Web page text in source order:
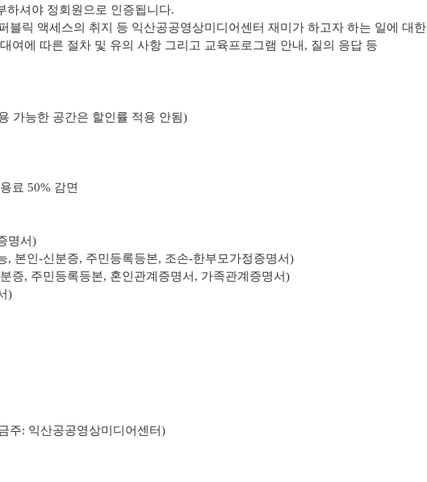
셔야 정회원으로 인증됩니다.
블릭 액세스의 취지 등 익산공공영상미디어센터 재미가 하고자 하는 일에 대한
여에 따른 절차 및 유의 사항 그리고 교육프로그램 안내, 질의 응답 등
가능한 공간은 할인률 적용 안됨)
료 50% 감면
명서)
, 본인-신분증, 주민등록등본, 조손-한부모가정증명서)
증, 주민등록등본, 혼인관계증명서, 가족관계증명서)
)
주: 익산공공영상미디어센터)